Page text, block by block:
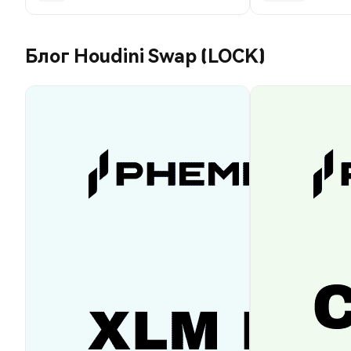
Блог Houdini Swap (LOCK)